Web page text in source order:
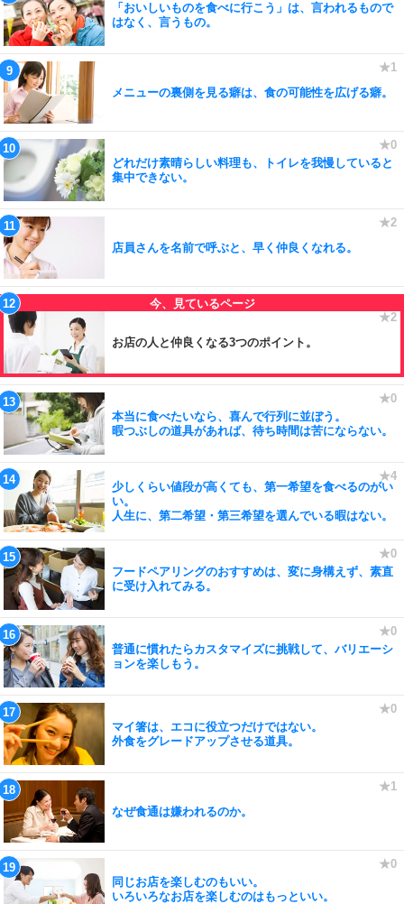
「おいしいものを食べに行こう」は、言われるもので
はなく、言うもの。
メニューの裏側を見る癖は、食の可能性を広げる癖。
どれだけ素晴らしい料理も、トイレを我慢していると
集中できない。
店員さんを名前で呼ぶと、早く仲良くなれる。
お店の人と仲良くなる3つのポイント。
本当に食べたいなら、喜んで行列に並ぼう。
暇つぶしの道具があれば、待ち時間は苦にならない。
少しくらい値段が高くても、第一希望を食べるのがい
い。
人生に、第二希望・第三希望を選んでいる暇はない。
フードペアリングのおすすめは、変に身構えず、素直
に受け入れてみる。
普通に慣れたらカスタマイズに挑戦して、バリエーシ
ョンを楽しもう。
マイ箸は、エコに役立つだけではない。
外食をグレードアップさせる道具。
なぜ食通は嫌われるのか。
同じお店を楽しむのもいい。
いろいろなお店を楽しむのはもっといい。